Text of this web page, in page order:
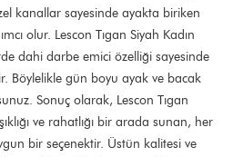
kanallar sayesinde ayakta biriken
olur. Lescon Tıgan Siyah Kadın
dahi darbe emici özelliği sayesinde
Böylelikle gün boyu ayak ve bacak
Sonuç olarak, Lescon Tıgan
ve rahatlığı bir arada sunan, her
bir seçenektir. Üstün kalitesi ve